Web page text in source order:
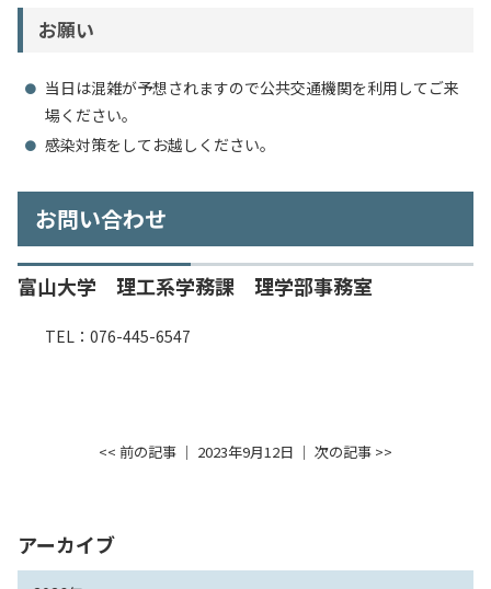
アーカイブ
お願い
当日は混雑が予想されますので公共交通機関を利用してご来
場ください。
感染対策をしてお越しください。
お問い合わせ
富山大学 理工系学務課 理学部事務室
TEL：076-445-6547
<< 前の記事 │ 2023年9月12日 │ 次の記事 >>